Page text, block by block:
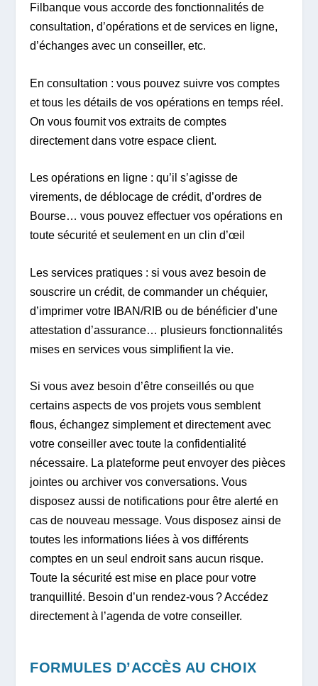
Filbanque vous accorde des fonctionnalités de
consultation, d’opérations et de services en ligne,
d’échanges avec un conseiller, etc.
En consultation : vous pouvez suivre vos comptes
et tous les détails de vos opérations en temps réel.
On vous fournit vos extraits de comptes
directement dans votre espace client.
Les opérations en ligne : qu’il s’agisse de
virements, de déblocage de crédit, d’ordres de
Bourse… vous pouvez effectuer vos opérations en
toute sécurité et seulement en un clin d’œil
Les services pratiques : si vous avez besoin de
souscrire un crédit, de commander un chéquier,
d’imprimer votre IBAN/RIB ou de bénéficier d’une
attestation d’assurance… plusieurs fonctionnalités
mises en services vous simplifient la vie.
Si vous avez besoin d’être conseillés ou que
certains aspects de vos projets vous semblent
flous, échangez simplement et directement avec
votre conseiller avec toute la confidentialité
nécessaire. La plateforme peut envoyer des pièces
jointes ou archiver vos conversations. Vous
disposez aussi de notifications pour être alerté en
cas de nouveau message. Vous disposez ainsi de
toutes les informations liées à vos différents
comptes en un seul endroit sans aucun risque.
Toute la sécurité est mise en place pour votre
tranquillité. Besoin d’un rendez-vous ? Accédez
directement à l’agenda de votre conseiller.
FORMULES D’ACCÈS AU CHOIX